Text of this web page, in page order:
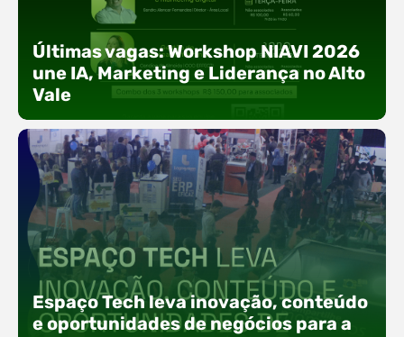
Últimas vagas: Workshop NIAVI 2026
une IA, Marketing e Liderança no Alto
Vale
Com o objetivo de impulsionar a produtividade, a
presença digital e a gestão nas empresas do
Alto Vale, o Núcleo de Tecnologia da Informação
(NIAVI), Polo ACATE-ACIRS, realiza a edição
Espaço Tech leva inovação, conteúdo
e oportunidades de negócios para a